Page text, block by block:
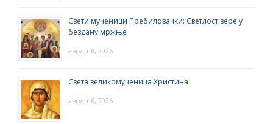
Свети мученици Пребиловачки: Светлост вере у
бездану мржње
август 6, 2026
Света великомученица Христина
август 6, 2026